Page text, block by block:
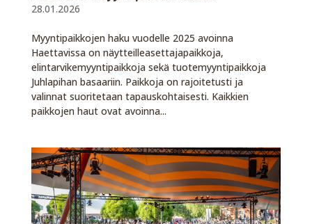
28.01.2026
Myyntipaikkojen haku vuodelle 2025 avoinna
Haettavissa on näytteilleasettajapaikkoja,
elintarvikemyyntipaikkoja sekä tuotemyyntipaikkoja
Juhlapihan basaariin. Paikkoja on rajoitetusti ja
valinnat suoritetaan tapauskohtaisesti. Kaikkien
paikkojen haut ovat avoinna...